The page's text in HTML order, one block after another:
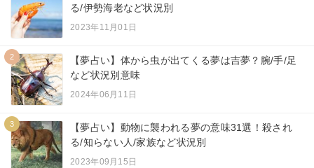
る/伊勢海老など状況別
2023年11月01日
2
【夢占い】体から虫が出てくる夢は吉夢？腕/手/足
など状況別意味
2024年06月11日
3
【夢占い】動物に襲われる夢の意味31選！殺され
る/知らない人/家族など状況別
2023年09月15日